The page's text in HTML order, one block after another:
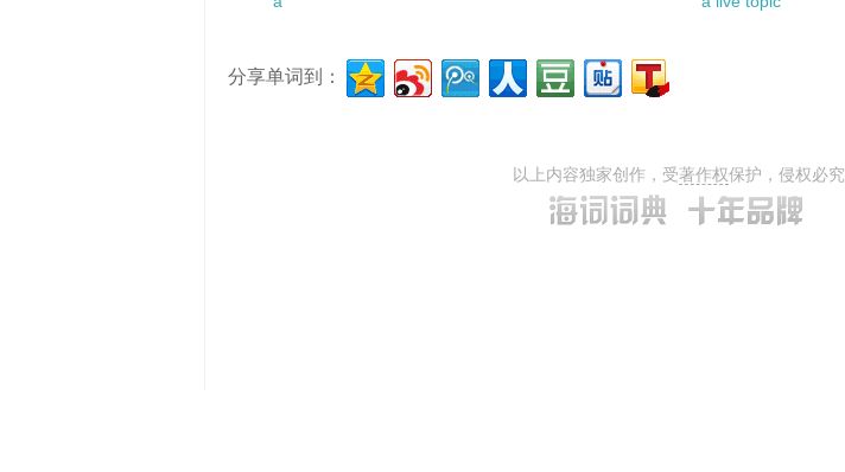
分享单词到：
以上内容独家创作，受著作权保护，侵权必究